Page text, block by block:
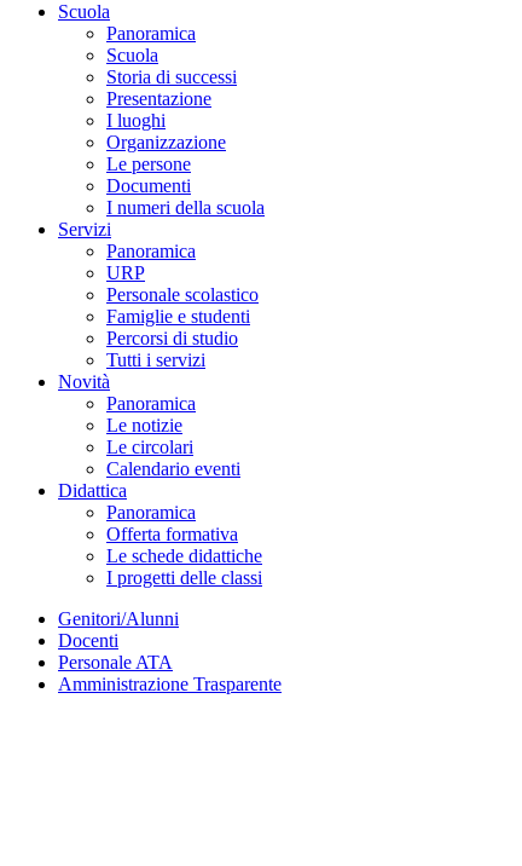
Scuola
Panoramica
Scuola
Storia di successi
Presentazione
I luoghi
Organizzazione
Le persone
Documenti
I numeri della scuola
Servizi
Panoramica
URP
Personale scolastico
Famiglie e studenti
Percorsi di studio
Tutti i servizi
Novità
Panoramica
Le notizie
Le circolari
Calendario eventi
Didattica
Panoramica
Offerta formativa
Le schede didattiche
I progetti delle classi
Genitori/Alunni
Docenti
Personale ATA
Amministrazione Trasparente